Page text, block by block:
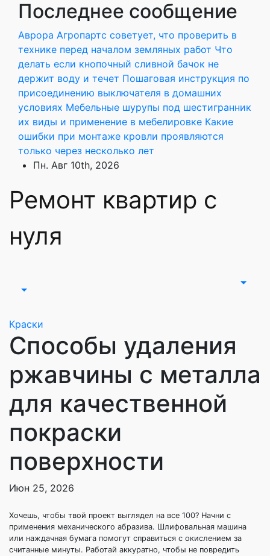
Перейти
содержанию
Последнее сообщение
Аврора Агропартс советует, что проверить в
технике перед началом земляных работ Что
делать если кнопочный сливной бачок не
держит воду и течет Пошаговая инструкция по
присоединению выключателя в домашних
условиях Мебельные шурупы под шестигранник
их виды и применение в мебелировке Какие
ошибки при монтаже кровли проявляются
только через несколько лет
Пн. Авг 10th, 2026
Ремонт квартир с
нуля
Краски
Способы удаления
ржавчины с металла
для качественной
покраски
поверхности
Июн 25, 2026
Хочешь, чтобы твой проект выглядел на все 100? Начни с
применения механического абразива. Шлифовальная машина
или наждачная бумага помогут справиться с окислением за
считанные минуты. Работай аккуратно, чтобы не повредить